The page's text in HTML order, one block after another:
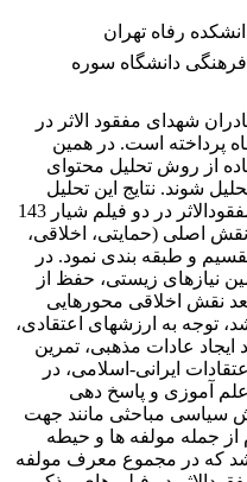
رفاه تهران
دانشگاه سوره
شهدای مفقود الاثر در
روی ماه پرداخته است. در همین
از روش تحلیل محتوای
شوند. نتایج این تحلیل
نشان می‌دهد نقش مادران شهدای مفقودالاثر در دو فیلم شیار 143
و بوسیدن روی ماه را می توان به 5 نقش اصلی (حمایتی، اخلاقی،
و طبقه ‌بندی نمود. در
نیازهای زیستی، حفظ از
نقش اخلاقی محورهایی
توجه به ارزشهای اعتقادی،
عادات مذهبی، تمرین
ایرانی-اسلامی، در
علم آموزی و پاسخ دهی
سیاسی مباحثی مانند جهت
جمله مولفه ها و حیطه
که در مجموع معرف مولفه